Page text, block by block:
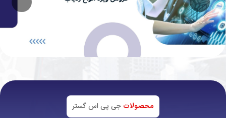
محصولات جی پی اس گستر